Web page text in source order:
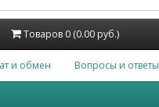
Товаров 0 (0.00 руб.)
и обмен Вопросы и ответы